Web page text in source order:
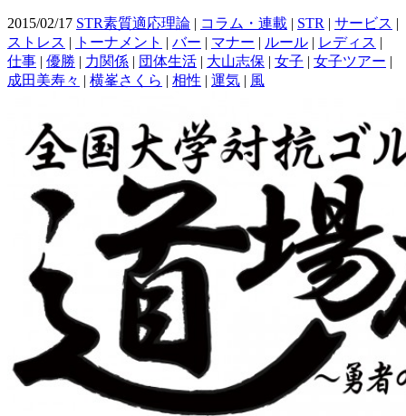
2015/02/17 STR素質適応理論 | コラム・連載 | STR | サービス |
ストレス | トーナメント | バー | マナー | ルール | レディス |
仕事 | 優勝 | 力関係 | 団体生活 | 大山志保 | 女子 | 女子ツアー |
成田美寿々 | 横峯さくら | 相性 | 運気 | 風